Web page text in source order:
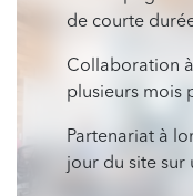
de courte
Collaboration
plusieurs mois
Partenariat à
jour du site sur